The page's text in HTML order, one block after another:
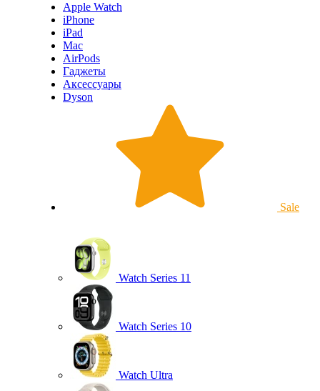
Apple Watch
iPhone
iPad
Mac
AirPods
Гаджеты
Аксессуары
Dyson
Sale
Watch Series 11
Watch Series 10
Watch Ultra